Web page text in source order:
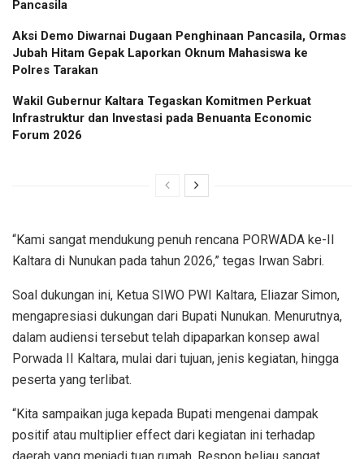
Pancasila
Aksi Demo Diwarnai Dugaan Penghinaan Pancasila, Ormas
Jubah Hitam Gepak Laporkan Oknum Mahasiswa ke
Polres Tarakan
Wakil Gubernur Kaltara Tegaskan Komitmen Perkuat
Infrastruktur dan Investasi pada Benuanta Economic
Forum 2026
“Kami sangat mendukung penuh rencana PORWADA ke-II
Kaltara di Nunukan pada tahun 2026,” tegas Irwan Sabri.
Soal dukungan ini, Ketua SIWO PWI Kaltara, Eliazar Simon,
mengapresiasi dukungan dari Bupati Nunukan. Menurutnya,
dalam audiensi tersebut telah dipaparkan konsep awal
Porwada II Kaltara, mulai dari tujuan, jenis kegiatan, hingga
peserta yang terlibat.
“Kita sampaikan juga kepada Bupati mengenai dampak
positif atau multiplier effect dari kegiatan ini terhadap